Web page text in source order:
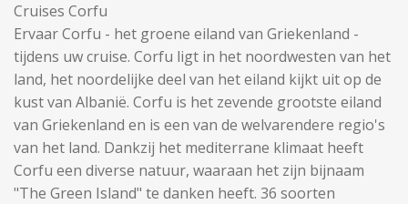
Cruises Corfu
Ervaar Corfu - het groene eiland van Griekenland -
tijdens uw cruise. Corfu ligt in het noordwesten van het
land, het noordelijke deel van het eiland kijkt uit op de
kust van Albanië. Corfu is het zevende grootste eiland
van Griekenland en is een van de welvarendere regio's
van het land. Dankzij het mediterrane klimaat heeft
Corfu een diverse natuur, waaraan het zijn bijnaam
"The Green Island" te danken heeft. 36 soorten